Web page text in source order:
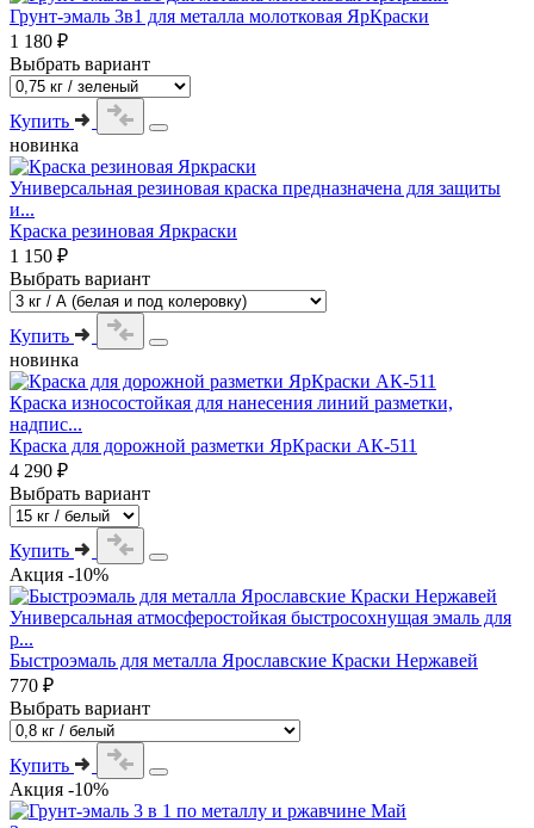
Грунт-эмаль 3в1 для металла молотковая ЯрКраски
1 180 ₽
Выбрать вариант
Купить
новинка
Универсальная резиновая краска предназначена для защиты
и...
Краска резиновая Яркраски
1 150 ₽
Выбрать вариант
Купить
новинка
Краска износостойкая для нанесения линий разметки,
надпис...
Краска для дорожной разметки ЯрКраски АК-511
4 290 ₽
Выбрать вариант
Купить
Акция -10%
Универсальная атмосферостойкая быстросохнущая эмаль для
р...
Быстроэмаль для металла Ярославские Краски Нержавей
770 ₽
Выбрать вариант
Купить
Акция -10%